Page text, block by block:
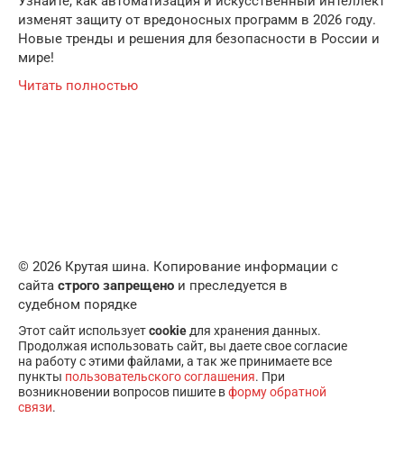
изменят защиту от вредоносных программ в 2026 году.
Новые тренды и решения для безопасности в России и
мире!
Читать полностью
© 2026 Крутая шина. Копирование информации с
сайта строго запрещено и преследуется в
судебном порядке
Этот сайт используетcookie для хранения данных.
Продолжая использовать сайт, вы даете свое согласие
на работу с этими файлами, а так же принимаете все
пункты пользовательского соглашения. При
возникновении вопросов пишите вформу обратной
связи.